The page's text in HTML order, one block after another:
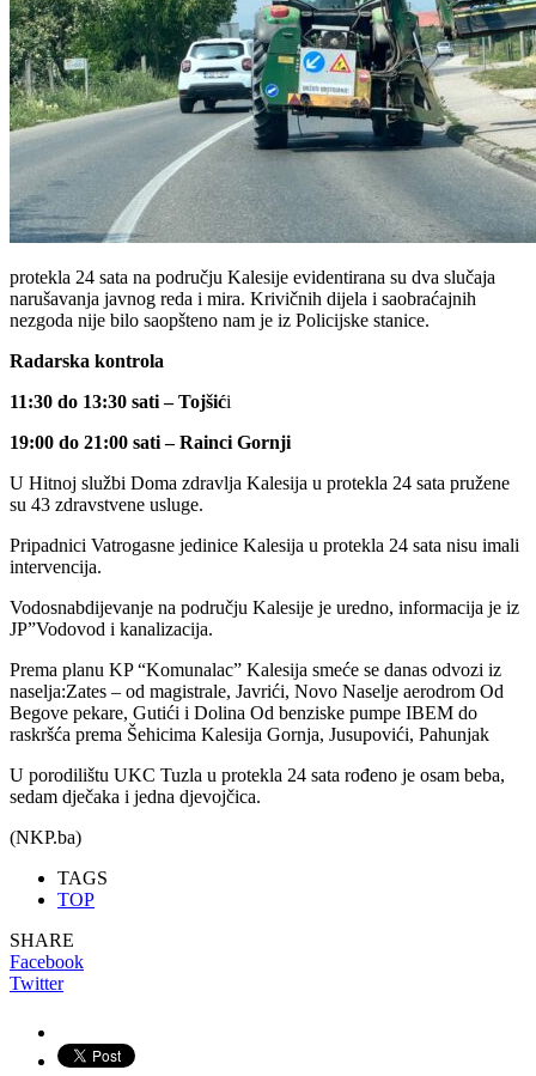
protekla 24 sata na području Kalesije evidentirana su dva slučaja
narušavanja javnog reda i mira. Krivičnih dijela i saobraćajnih
nezgoda nije bilo saopšteno nam je iz Policijske stanice.
Radarska kontrola
11:30 do 13:30 sati – Tojšići
19:00 do 21:00 sati – Rainci Gornji
U Hitnoj službi Doma zdravlja Kalesija u protekla 24 sata pružene
su 43 zdravstvene usluge.
Pripadnici Vatrogasne jedinice Kalesija u protekla 24 sata nisu imali
intervencija.
Vodosnabdijevanje na području Kalesije je uredno, informacija je iz
JP”Vodovod i kanalizacija.
Prema planu KP “Komunalac” Kalesija smeće se danas odvozi iz
naselja:Zates – od magistrale, Javrići, Novo Naselje aerodrom Od
Begove pekare, Gutići i Dolina Od benziske pumpe IBEM do
raskršća prema Šehicima Kalesija Gornja, Jusupovići, Pahunjak
U porodilištu UKC Tuzla u protekla 24 sata rođeno je osam beba,
sedam dječaka i jedna djevojčica.
(NKP.ba)
TAGS
TOP
SHARE
Facebook
Twitter